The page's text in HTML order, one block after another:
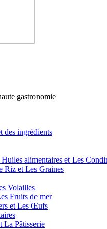
gastronomie
des ingrédients
alimentaires et Les
Riz et Les Graines
Volailles
Fruits de mer
et Les Œufs
La Pâtisserie